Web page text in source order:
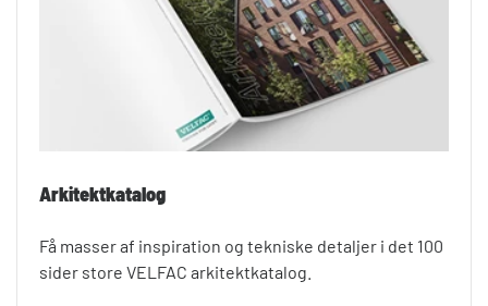
Arkitektkatalog
Få masser af inspiration og tekniske detaljer i det 100
sider store VELFAC arkitektkatalog.